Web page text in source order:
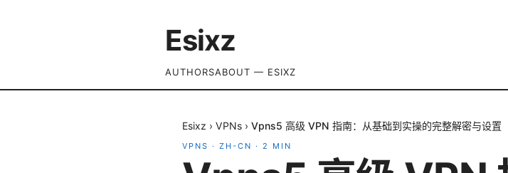
Esixz
AUTHORSABOUT — ESIXZ
Esixz › VPNs › Vpns5 高级 VPN 指南：从基础到实操的完整解密与设置
VPNS · ZH-CN · 2 MIN